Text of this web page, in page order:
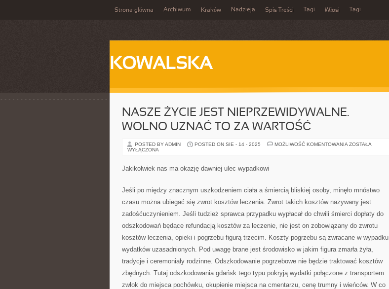
Strona główna Archiwum Kraków Nadzieja Spis Treści Tagi Włosi Tagi
KOWALSKA
NASZE ŻYCIE JEST NIEPRZEWIDYWALNE.
WOLNO UZNAĆ TO ZA WARTOŚĆ
POSTED BY ADMIN POSTED ON SIE - 14 - 2025 MOŻLIWOŚĆ KOMENTOWANIA NASZE
WARTOŚĆ
ZOSTAŁA
WYŁĄCZONA
Jakikolwiek nas ma okazję dawniej ulec wypadkowi
Jeśli po między znacznym uszkodzeniem ciała a śmiercią bliskiej osoby, minęło mnóstwo
czasu można ubiegać się zwrot kosztów leczenia. Zwrot takich kosztów nazywany jest
zadośćuczynieniem. Jeśli tudzież sprawca przypadku wypłacał do chwili śmierci dopłaty do
odszkodowań będące refundacją kosztów za leczenie, nie jest on zobowiązany do zwrotu
kosztów leczenia, opieki i pogrzebu figurą trzecim. Koszty pogrzebu są zwracane w wypadku
wydatków uzasadnionych. Pod uwagę brane jest środowisko w jakim figura zmarła żyła,
tradycje i ceremoniały rodzinne. Odszkodowanie pogrzebowe nie będzie traktować kosztów
zbędnych. Tutaj odszkodowania gdańsk tego typu pokryją wydatki połączone z transportem
zwłok do miejsca pochówku, okupienie miejsca na cmentarzu, cenę trumny i wieńców. W co